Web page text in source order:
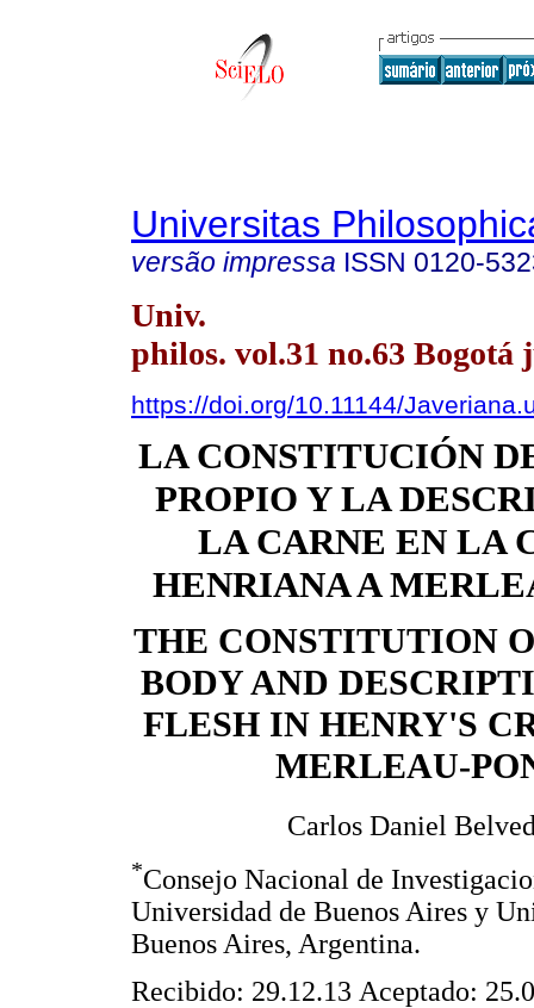
Universitas
versão impressa ISSN 0120-
Univ.
philos. vol.31 no.63 Bogotá
https://doi.org/10.11144/
LA CONSTITUCIÓN
PROPIO Y LA
LA CARNE EN LA
HENRIANA A
THE CONSTITUTION
BODY AND
FLESH IN HENRY'S
MERLEAU-
Carlos Daniel
*Consejo Nacional de
Universidad de Buenos Aires y
Buenos Aires, Argentina.
Recibido: 29.12.13 Aceptado: